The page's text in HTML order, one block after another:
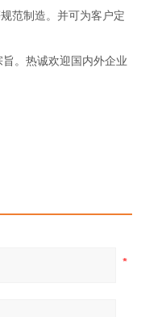
范制造。并可为客户定
。热诚欢迎国内外企业